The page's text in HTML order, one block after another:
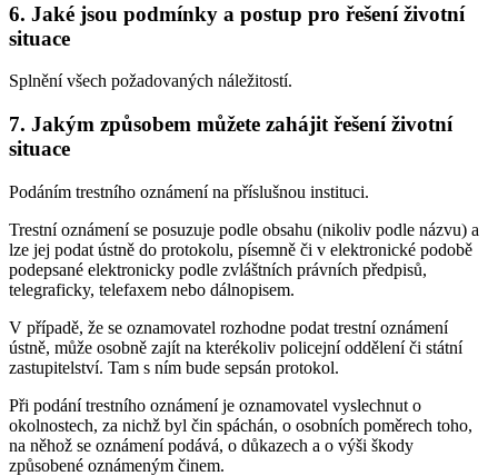
6. Jaké jsou podmínky a postup pro řešení životní
situace
Splnění všech požadovaných náležitostí.
7. Jakým způsobem můžete zahájit řešení životní
situace
Podáním trestního oznámení na příslušnou instituci.
Trestní oznámení se posuzuje podle obsahu (nikoliv podle názvu) a
lze jej podat ústně do protokolu, písemně či v elektronické podobě
podepsané elektronicky podle zvláštních právních předpisů,
telegraficky, telefaxem nebo dálnopisem.
V případě, že se oznamovatel rozhodne podat trestní oznámení
ústně, může osobně zajít na kterékoliv policejní oddělení či státní
zastupitelství. Tam s ním bude sepsán protokol.
Při podání trestního oznámení je oznamovatel vyslechnut o
okolnostech, za nichž byl čin spáchán, o osobních poměrech toho,
na něhož se oznámení podává, o důkazech a o výši škody
způsobené oznámeným činem.